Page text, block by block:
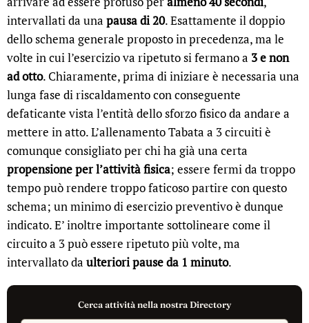
intervallati da una pausa di 20. Esattamente il doppio
dello schema generale proposto in precedenza, ma le
volte in cui l’esercizio va ripetuto si fermano a 3 e non
ad otto. Chiaramente, prima di iniziare è necessaria una
lunga fase di riscaldamento con conseguente
defaticante vista l’entità dello sforzo fisico da andare a
mettere in atto. L’allenamento Tabata a 3 circuiti è
comunque consigliato per chi ha già una certa
propensione per l’attività fisica; essere fermi da troppo
tempo può rendere troppo faticoso partire con questo
schema; un minimo di esercizio preventivo è dunque
indicato. E’ inoltre importante sottolineare come il
circuito a 3 può essere ripetuto più volte, ma
intervallato da ulteriori pause da 1 minuto.
Cerca attività nella nostra Directory